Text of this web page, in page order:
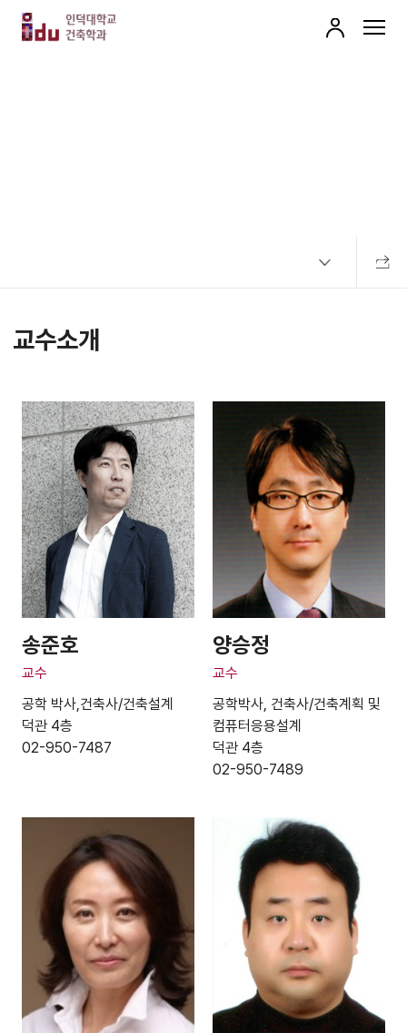
로
그
MENU
공유하
교수소개
송준호
교수
공학 박사,건축사/건축설계
덕관 4층
02-950-7487
양승정
교수
공학박사, 건축사/건축계획 및
컴퓨터응용설계
덕관 4층
02-950-7489